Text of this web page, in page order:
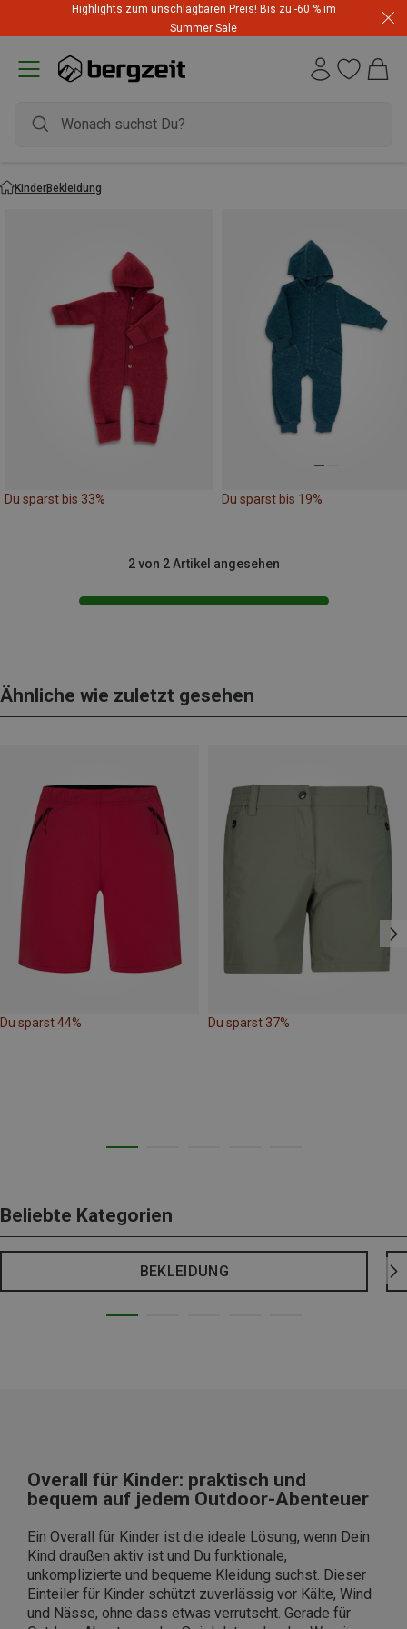
Highlights zum unschlagbaren Preis! Bis zu -60 % im
Summer Sale
KinderBekleidung
Du sparst bis 33% Du sparst bis 19%
2 von 2 Artikel angesehen
Ähnliche wie zuletzt gesehen
Du sparst 44% Du sparst 37%
Beliebte Kategorien
BEKLEIDUNG
Overall für Kinder: praktisch und
bequem auf jedem Outdoor-Abenteuer
Ein Overall für Kinder ist die ideale Lösung, wenn Dein
Kind draußen aktiv ist und Du funktionale,
unkomplizierte und bequeme Kleidung suchst. Dieser
Einteiler für Kinder schützt zuverlässig vor Kälte, Wind
und Nässe, ohne dass etwas verrutscht. Gerade für